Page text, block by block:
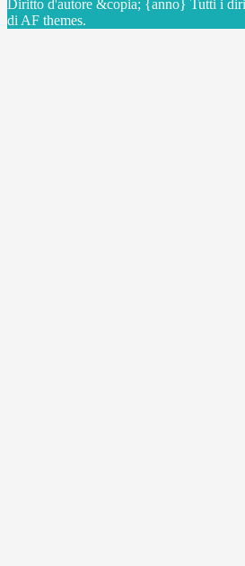
Diritto d'autore &copia; {anno} Tutti i
di AF themes.